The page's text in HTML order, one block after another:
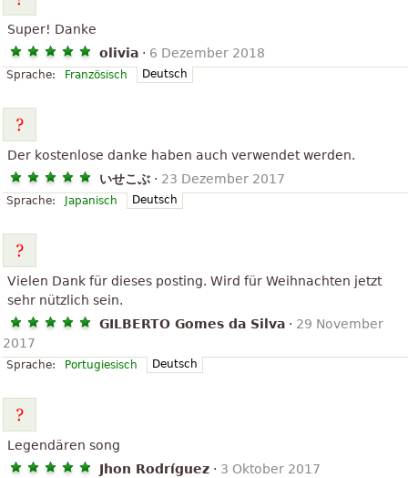
Super! Danke
olivia · 6 Dezember 2018
Sprache: Französisch Deutsch
Der kostenlose danke haben auch verwendet werden.
いせこぶ · 23 Dezember 2017
Sprache: Japanisch Deutsch
Vielen Dank für dieses posting. Wird für Weihnachten jetzt
sehr nützlich sein.
GILBERTO Gomes da Silva · 29 November
2017
Sprache: Portugiesisch Deutsch
Legendären song
Jhon Rodríguez · 3 Oktober 2017